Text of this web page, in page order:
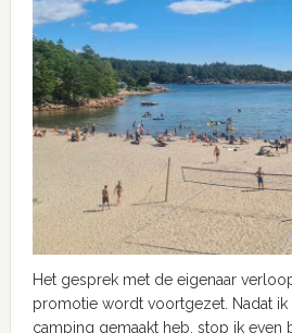
Het gesprek met de eigenaar
promotie wordt voortgezet. Nadat
camping gemaakt heb, stop ik even